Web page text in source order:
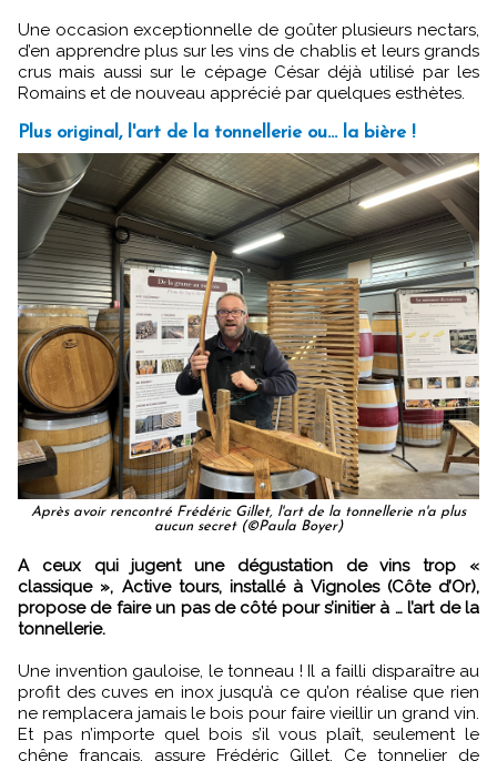
Une occasion exceptionnelle de goûter plusieurs nectars,
d’en apprendre plus sur les vins de chablis et leurs grands
crus mais aussi sur le cépage César déjà utilisé par les
Romains et de nouveau apprécié par quelques esthètes.
Plus original, l'art de la tonnellerie ou... la bière !
Après avoir rencontré Frédéric Gillet, l'art de la tonnellerie n'a plus
aucun secret (©Paula Boyer)
A ceux qui jugent une dégustation de vins trop «
classique », Active tours, installé à Vignoles (Côte d’Or),
propose de faire un pas de côté pour s’initier à … l’art de la
tonnellerie.
Une invention gauloise, le tonneau ! Il a failli disparaître au
profit des cuves en inox jusqu’à ce qu’on réalise que rien
ne remplacera jamais le bois pour faire vieillir un grand vin.
Et pas n’importe quel bois s’il vous plaît, seulement le
chêne français, assure Frédéric Gillet. Ce tonnelier de